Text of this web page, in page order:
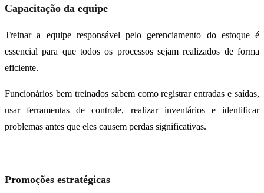
Capacitação da equipe
Treinar a equipe responsável pelo gerenciamento do estoque é
essencial para que todos os processos sejam realizados de forma
eficiente.
Funcionários bem treinados sabem como registrar entradas e saídas,
usar ferramentas de controle, realizar inventários e identificar
problemas antes que eles causem perdas significativas.
Promoções estratégicas